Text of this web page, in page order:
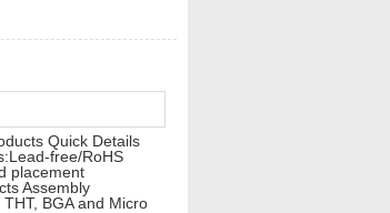
Quick Details
free/RoHS
placement
Assembly
BGA and Micro